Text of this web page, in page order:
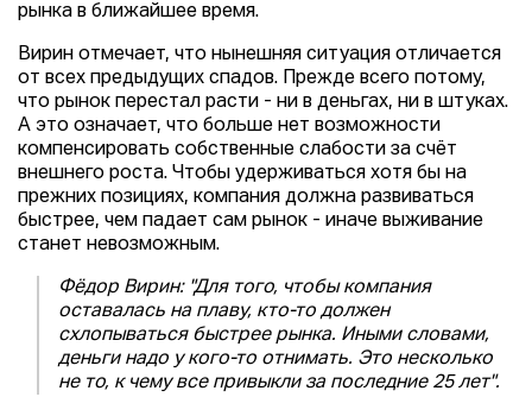
рынка в ближайшее время.
Вирин отмечает, что нынешняя ситуация отличаетcя
от всех предыдущих спадов. Прежде всего потому,
что рынок перестал расти - ни в деньгах, ни в штуках.
А это означает, что больше нет возможности
компенсировать собственные слабости за счёт
внешнего роста. Чтобы удерживаться хотя бы на
прежних позициях, компания должна развиваться
быстрее, чем падает сам рынок - иначе выживание
станет невозможным.
Фёдор Вирин: "Для того, чтобы компания
оставалась на плаву, кто-то должен
схлопываться быстрее рынка. Иными словами,
деньги надо у кого-то отнимать. Это несколько
не то, к чему все привыкли за последние 25 лет".